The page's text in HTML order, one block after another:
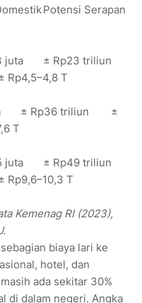
Potensi Serapan
juta
± Rp23 triliun
Rp4,5–4,8 T
± Rp36 triliun
±
T
juta
± Rp49 triliun
Rp9,6–10,3 T
Kemenag RI (2023),
biaya lari ke
hotel, dan
ada sekitar 30%
di dalam negeri. Angka